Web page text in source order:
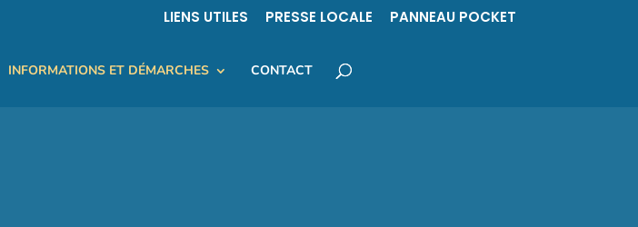
LIENS UTILES PRESSE LOCALE PANNEAU POCKET
INFORMATIONS ET DÉMARCHES CONTACT